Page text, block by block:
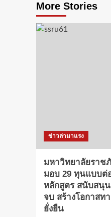
More Stories
ข่าวล่ามาแรง
มหาวิทยาลัยราช
มอบ 29 ทุนแบบต่
หลักสูตร สนับสนุ
จบ สร้างโอกาสท
ยั่งยืน